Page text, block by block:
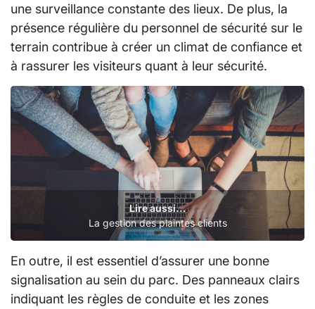
une surveillance constante des lieux. De plus, la
présence régulière du personnel de sécurité sur le
terrain contribue à créer un climat de confiance et
à rassurer les visiteurs quant à leur sécurité.
Lire aussi...
La gestion des plaintes clients
En outre, il est essentiel d’assurer une bonne
signalisation au sein du parc. Des panneaux clairs
indiquant les règles de conduite et les zones